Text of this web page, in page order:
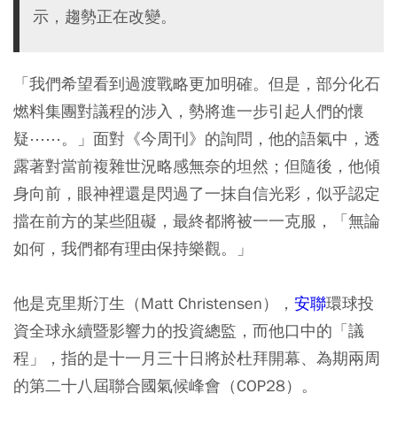
示，趨勢正在改變。
「我們希望看到過渡戰略更加明確。但是，部分化石
燃料集團對議程的涉入，勢將進一步引起人們的懷
疑⋯⋯。」面對《今周刊》的詢問，他的語氣中，透
露著對當前複雜世況略感無奈的坦然；但隨後，他傾
身向前，眼神裡還是閃過了一抹自信光彩，似乎認定
擋在前方的某些阻礙，最終都將被一一克服，「無論
如何，我們都有理由保持樂觀。」
他是克里斯汀生（Matt Christensen）， 安聯環球投
資全球永續暨影響力的投資總監，而他口中的「議
程」，指的是十一月三十日將於杜拜開幕、為期兩周
的第二十八屆聯合國氣候峰會（COP28）。